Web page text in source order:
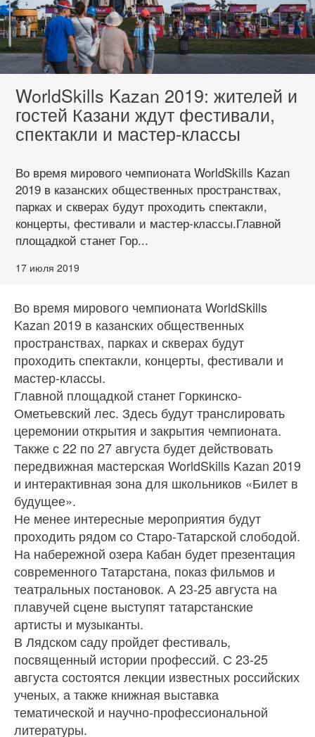
WorldSkills Kazan 2019: жителей и
гостей Казани ждут фестивали,
спектакли и мастер-классы
Во время мирового чемпионата WorldSkills Kazan
2019 в казанских общественных пространствах,
парках и скверах будут проходить спектакли,
концерты, фестивали и мастер-классы.Главной
площадкой станет Гор...
17 июля 2019
Во время мирового чемпионата WorldSkills
Kazan 2019 в казанских общественных
пространствах, парках и скверах будут
проходить спектакли, концерты, фестивали и
мастер-классы.
Главной площадкой станет Горкинско-
Ометьевский лес. Здесь будут транслировать
церемонии открытия и закрытия чемпионата.
Также с 22 по 27 августа будет действовать
передвижная мастерская WorldSkills Kazan 2019
и интерактивная зона для школьников «Билет в
будущее».
Не менее интересные мероприятия будут
проходить рядом со Старо-Татарской слободой.
На набережной озера Кабан будет презентация
современного Татарстана, показ фильмов и
театральных постановок. А 23-25 августа на
плавучей сцене выступят татарстанские
артисты и музыканты.
В Лядском саду пройдет фестиваль,
посвященный истории профессий. С 23-25
августа состоятся лекции известных российских
ученых, а также книжная выставка
тематической и научно-профессиональной
литературы.